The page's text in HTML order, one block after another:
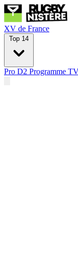
XV de France
Top 14
Pro D2 Programme